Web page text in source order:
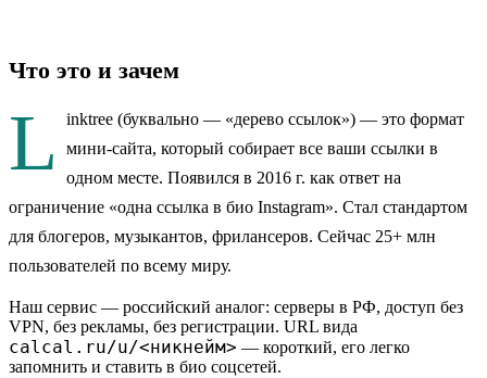
Что это и зачем
L
inktree (буквально — «дерево ссылок») — это формат
мини-сайта, который собирает все ваши ссылки в
одном месте. Появился в 2016 г. как ответ на
ограничение «одна ссылка в био Instagram». Стал стандартом
для блогеров, музыкантов, фрилансеров. Сейчас 25+ млн
пользователей по всему миру.
Наш сервис — российский аналог: серверы в РФ, доступ без
VPN, без рекламы, без регистрации. URL вида
calcal.ru/u/<никнейм> — короткий, его легко
запомнить и ставить в био соцсетей.